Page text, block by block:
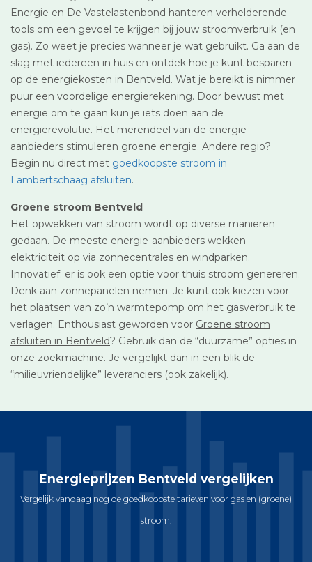
Energie en De Vastelastenbond hanteren verhelderende
tools om een gevoel te krijgen bij jouw stroomverbruik (en
gas). Zo weet je precies wanneer je wat gebruikt. Ga aan de
slag met iedereen in huis en ontdek hoe je kunt besparen
op de energiekosten in Bentveld. Wat je bereikt is nimmer
puur een voordelige energierekening. Door bewust met
energie om te gaan kun je iets doen aan de
energierevolutie. Het merendeel van de energie-
aanbieders stimuleren groene energie. Andere regio?
Begin nu direct met goedkoopste stroom in
Lambertschaag afsluiten.
Groene stroom Bentveld
Het opwekken van stroom wordt op diverse manieren
gedaan. De meeste energie-aanbieders wekken
elektriciteit op via zonnecentrales en windparken.
Innovatief: er is ook een optie voor thuis stroom genereren.
Denk aan zonnepanelen nemen. Je kunt ook kiezen voor
het plaatsen van zo’n warmtepomp om het gasverbruik te
verlagen. Enthousiast geworden voor Groene stroom
afsluiten in Bentveld? Gebruik dan de “duurzame” opties in
onze zoekmachine. Je vergelijkt dan in een blik de
“milieuvriendelijke” leveranciers (ook zakelijk).
Energieprijzen Bentveld vergelijken
Vergelijk vandaag nog de goedkoopste tarieven voor gas en (groene)
stroom.